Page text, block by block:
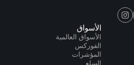
الأسواق
الأسواق العالمية
الفوركس
المؤشرات
السلع